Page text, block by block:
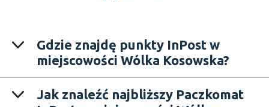
Gdzie znajdę punkty InPost w
miejscowości Wólka Kosowska?
Jak znaleźć najbliższy Paczkomat